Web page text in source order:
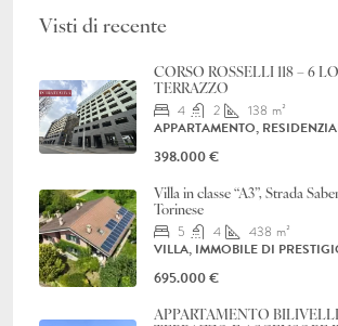
Visti di recente
CORSO ROSSELLI 118 – 6
TERRAZZO
4 2 138 m²
APPARTAMENTO,
398.000 €
Villa in classe “A3”, Strada
Torinese
5 4 438 m²
VILLA, IMMOBILE DI
695.000 €
APPARTAMENTO